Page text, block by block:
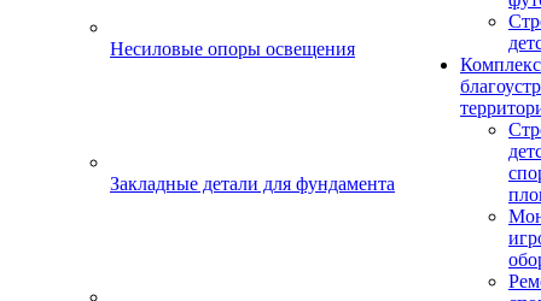
Несиловые опоры освещения
Закладные детали для фундамента